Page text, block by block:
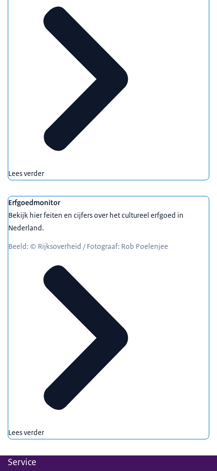
Lees verder
Erfgoedmonitor
Bekijk hier feiten en cijfers over het cultureel erfgoed in
Nederland.
Beeld: © Rijksoverheid / Fotograaf: Rob Poelenjee
Lees verder
Service